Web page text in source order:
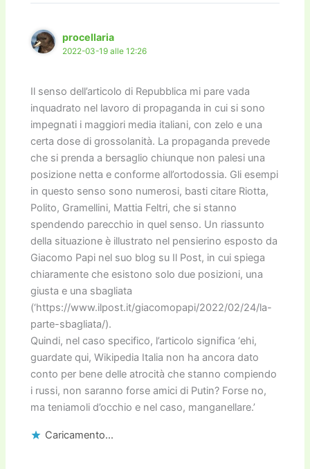
procellaria
2022-03-19 alle 12:26
Il senso dell’articolo di Repubblica mi pare vada
inquadrato nel lavoro di propaganda in cui si sono
impegnati i maggiori media italiani, con zelo e una
certa dose di grossolanità. La propaganda prevede
che si prenda a bersaglio chiunque non palesi una
posizione netta e conforme all’ortodossia. Gli esempi
in questo senso sono numerosi, basti citare Riotta,
Polito, Gramellini, Mattia Feltri, che si stanno
spendendo parecchio in quel senso. Un riassunto
della situazione è illustrato nel pensierino esposto da
Giacomo Papi nel suo blog su Il Post, in cui spiega
chiaramente che esistono solo due posizioni, una
giusta e una sbagliata
(‘https://www.ilpost.it/giacomopapi/2022/02/24/la-
parte-sbagliata/).
Quindi, nel caso specifico, l’articolo significa ‘ehi,
guardate qui, Wikipedia Italia non ha ancora dato
conto per bene delle atrocità che stanno compiendo
i russi, non saranno forse amici di Putin? Forse no,
ma teniamoli d’occhio e nel caso, manganellare.’
Caricamento...